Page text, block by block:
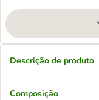
Descrição de produto
Composição